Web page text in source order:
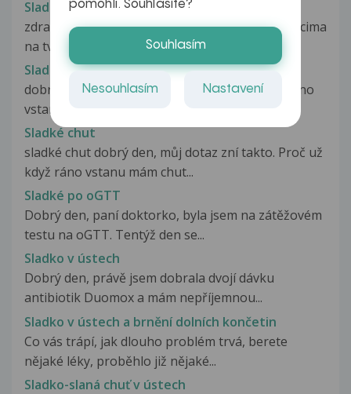
Sladke
zdravím, proc kdyz jim neco sladkeho tak pod ocima
na tvarich citim jak se tam...
Sladké chut
dobrý den, můj dotaz zní takto. Proč už když ráno
vstanu mám chut na cukr na...
Sladké chut
sladké chut dobrý den, můj dotaz zní takto. Proč už
když ráno vstanu mám chut...
Sladké po oGTT
Dobrý den, paní doktorko, byla jsem na zátěžovém
testu na oGTT. Tentýž den se...
Sladko v ústech
Dobrý den, právě jsem dobrala dvojí dávku
antibiotik Duomox a mám nepříjemnou...
Sladko v ústech a brnění dolních končetin
Co vás trápí, jak dlouho problém trvá, berete
nějaké léky, proběhlo již nějaké...
Sladko-slaná chuť v ústech
pomohli. Souhlasíte?
Souhlasím
Nesouhlasím Nastavení